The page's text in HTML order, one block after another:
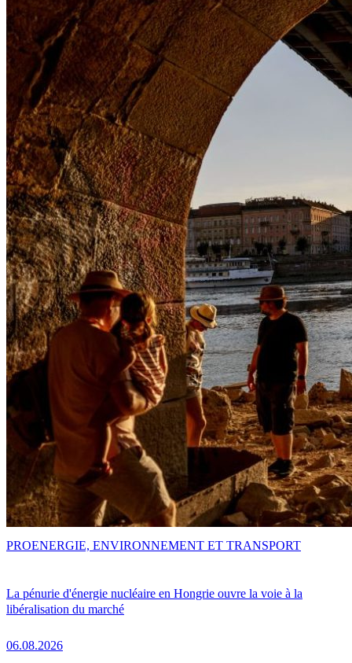
La pénurie d'énergie nucléaire en Hongrie ouvre la voie à la
libéralisation du marché
06.08.2026
PROENERGIE, ENVIRONNEMENT ET TRANSPORT